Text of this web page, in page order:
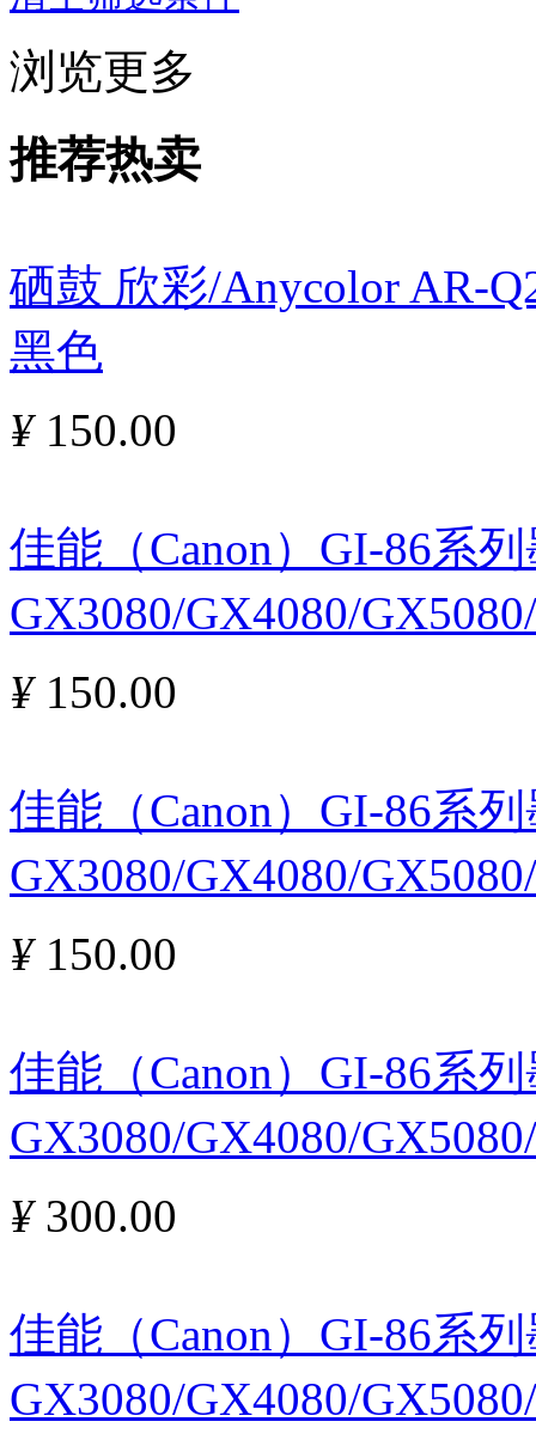
浏览更多
推荐热卖
硒鼓 欣彩/Anycolor AR-
黑色
¥150.00
佳能（Canon）GI-86系
GX3080/GX4080/
¥150.00
佳能（Canon）GI-86系
GX3080/GX4080/
¥150.00
佳能（Canon）GI-86系
GX3080/GX4080/
¥300.00
佳能（Canon）GI-86系
GX3080/GX4080/